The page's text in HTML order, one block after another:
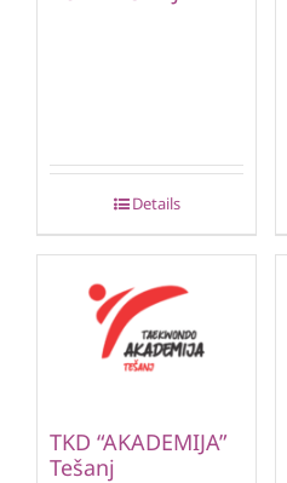
Details
TKD “AKADEMIJA”
Tešanj